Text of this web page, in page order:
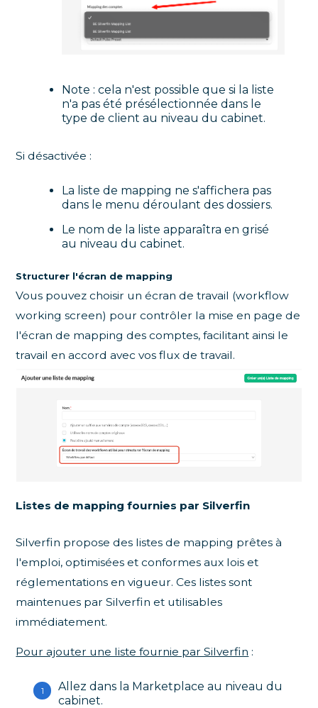
Note : cela n'est possible que si la liste
n'a pas été présélectionnée dans le
type de client au niveau du cabinet.
Si désactivée :
La liste de mapping ne s'affichera pas
dans le menu déroulant des dossiers.
Le nom de la liste apparaîtra en grisé
au niveau du cabinet.
Structurer l'écran de mapping
Vous pouvez choisir un écran de travail (workflow
working screen) pour contrôler la mise en page de
l'écran de mapping des comptes, facilitant ainsi le
travail en accord avec vos flux de travail.
Listes de mapping fournies par Silverfin
Silverfin propose des listes de mapping prêtes à
l'emploi, optimisées et conformes aux lois et
réglementations en vigueur. Ces listes sont
maintenues par Silverfin et utilisables
immédiatement.
Pour ajouter une liste fournie par Silverfin :
Allez dans la Marketplace au niveau du
cabinet.